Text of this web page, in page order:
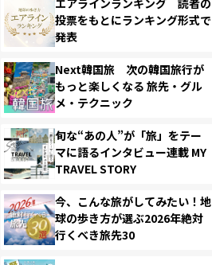
投票をもとにランキング形式で
発表
Next韓国旅 次の韓国旅行が
もっと楽しくなる 旅先・グル
メ・テクニック
旬な“あの人”が「旅」をテー
マに語るインタビュー連載 MY
TRAVEL STORY
今、こんな旅がしてみたい！地
球の歩き方が選ぶ2026年絶対
行くべき旅先30